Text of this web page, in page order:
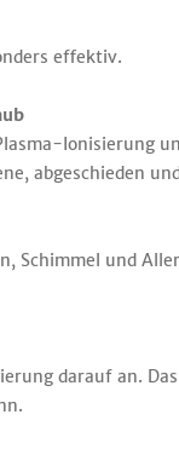
effektiv.
Ionisierung
abgeschieden
und
darauf an.